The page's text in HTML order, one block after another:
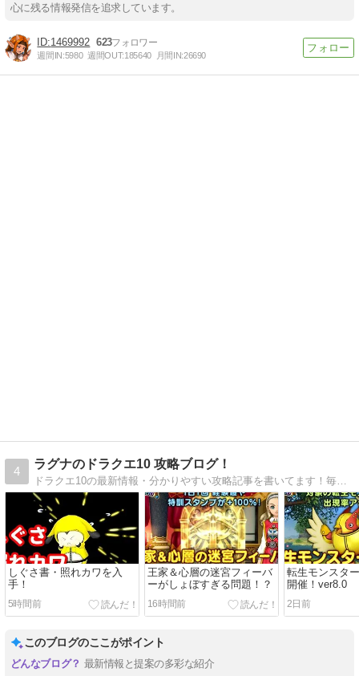
心に残る情報発信を追求しています。
1469992 623
週間IN:5980 週間OUT:185640 月間IN:26690
4
ラグナのドラクエ10 攻略ブログ！
ドラクエ10の最新情報・分かりやすい攻略記事を書いてます！毎日更新！
しぐさ書・照れカワを入
手！
5時間前
王家＆心層の迷宮フィーバ
ーがしょぼすぎる問題！？
16時間前
転生モンスタ
開催！ver8.0
2日前
このブログのここがポイント
最新情報と提案の多彩な紹介